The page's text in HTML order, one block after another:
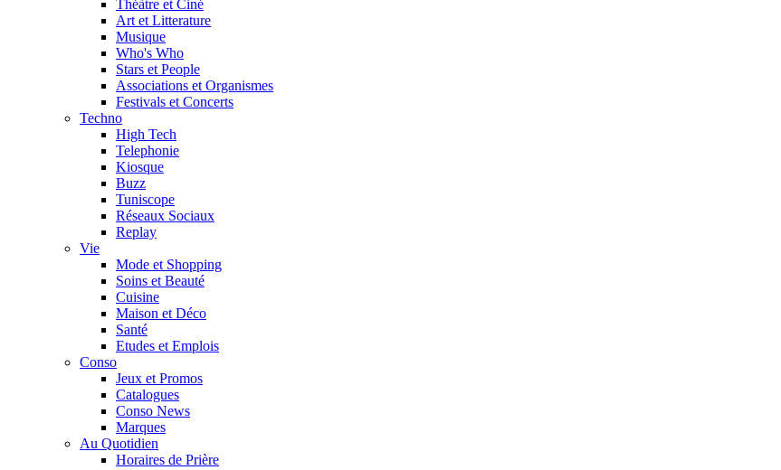
Théàtre et Ciné
Art et Litterature
Musique
Who's Who
Stars et People
Associations et Organismes
Festivals et Concerts
Techno
High Tech
Telephonie
Kiosque
Buzz
Tuniscope
Réseaux Sociaux
Replay
Vie
Mode et Shopping
Soins et Beauté
Cuisine
Maison et Déco
Santé
Etudes et Emplois
Conso
Jeux et Promos
Catalogues
Conso News
Marques
Au Quotidien
Horaires de Prière